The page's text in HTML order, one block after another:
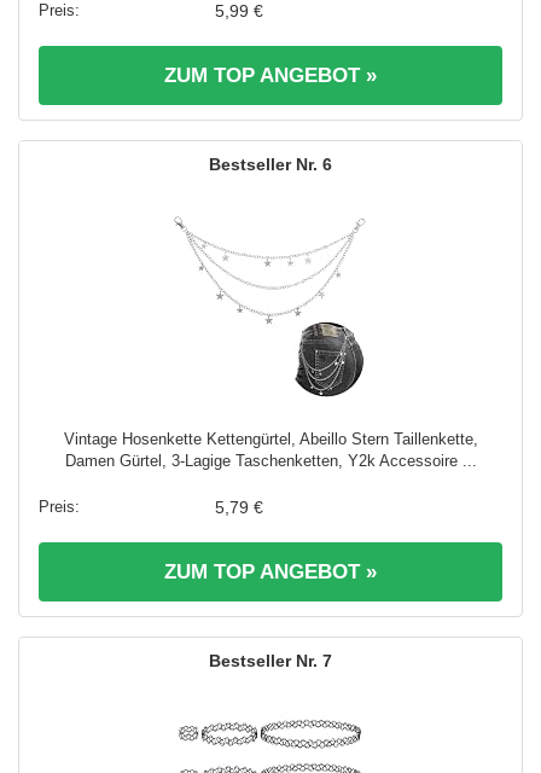
5,99 €
ZUM TOP ANGEBOT »
6
Vintage Hosenkette Kettengürtel, Abeillo Stern Taillenkette,
Damen Gürtel, 3-Lagige Taschenketten, Y2k Accessoire ...
5,79 €
ZUM TOP ANGEBOT »
7